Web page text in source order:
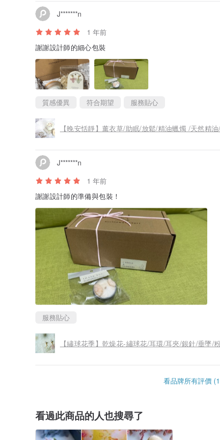
J*******n
1 年前
謝謝設計師的細心包裝
質感優異 符合期望 服務貼心
【晚安恬靜】薰衣草/助眠/放鬆/精油蠟燭 /天然精
J*******n
1 年前
謝謝設計師的準備與包裝！
服務貼心
【繡球花季】乾燥花-繡球花/耳環/耳夾/銀針/垂墜/
看品牌所有評價
看過此商品的人也搜尋了